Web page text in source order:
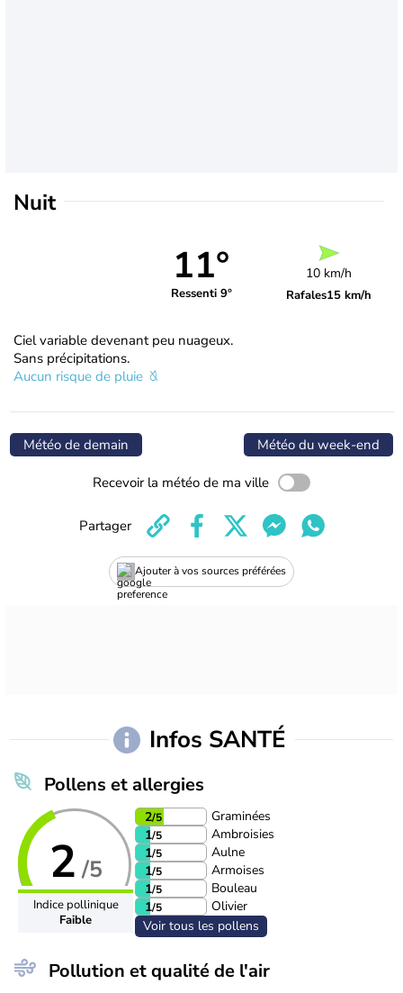
Nuit
11°
Ressenti 9°
10 km/h
Rafales15 km/h
Ciel variable devenant peu nuageux.
Sans précipitations.
Aucun risque de pluie
Météo de demain Météo du week-end
Recevoir la météo de ma ville
Ajouter à vos sources préférées
Partager
Infos SANTÉ
Pollens et allergies
2 /5
Indice pollinique
Faible
2/5
Graminées
1/5
Ambroisies
1/5
Aulne
1/5
Armoises
1/5
Bouleau
1/5
Olivier
Voir tous les pollens
Pollution et qualité de l'air